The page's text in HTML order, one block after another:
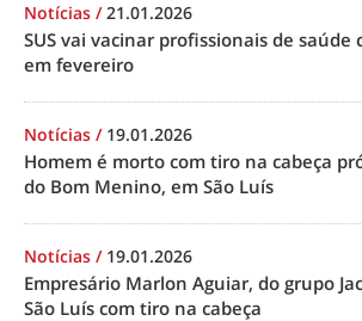
Notícias /21.01.2026
SUS vai vacinar profissionais de saúde
em fevereiro
Notícias / 19.01.2026
Homem é morto com tiro na cabeça
do Bom Menino, em São Luís
Notícias / 19.01.2026
Empresário Marlon Aguiar, do grupo
São Luís com tiro na cabeça